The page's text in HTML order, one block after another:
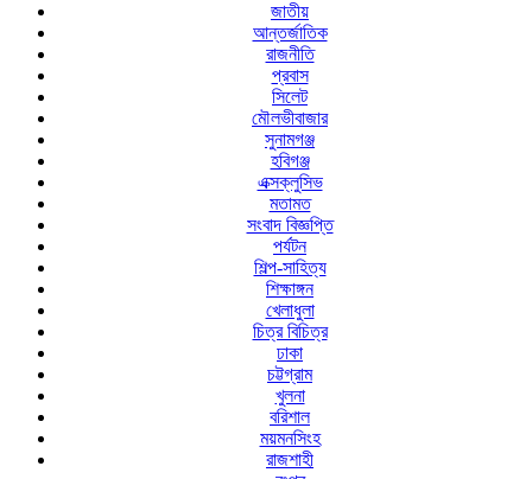
জাতীয়
আন্তর্জাতিক
রাজনীতি
প্রবাস
সিলেট
মৌলভীবাজার
সুনামগঞ্জ
হবিগঞ্জ
এক্সক্লুসিভ
মতামত
সংবাদ বিজ্ঞপ্তি
পর্যটন
শিল্প-সাহিত্য
শিক্ষাঙ্গন
খেলাধুলা
চিত্র বিচিত্র
ঢাকা
চট্টগ্রাম
খুলনা
বরিশাল
ময়মনসিংহ
রাজশাহী